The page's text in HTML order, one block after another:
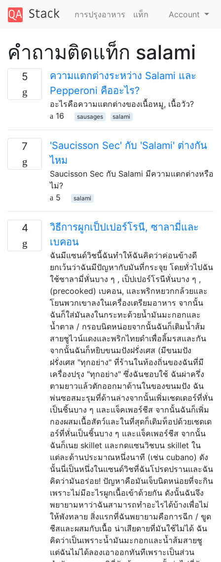
การปรุงอาหาร แท็ก Account
คำถามติดแท็ก salami
5
ความแตกต่างระหว่าง Salami และ
Pepperoni คืออะไร?
อะไรคือความแตกต่างของเนื้อหมู, เนื้อวัว?
16
sausages salami
7
'Saucisson Sec' กับ 'Salami' ต่างกัน
ไหม
Saucisson Sec กับ Salami มีความแตกต่างหรือ
ไม่?
5
salami
4
วิธีการผูกเป็ปเปอร์โรนี, ซาลามี่และ
เบคอน
ฉันมีแซนด์วิชนี้ฉันทำให้ฉันคิดว่าค่อนข้างดี
ยกเว้นว่าฉันมีปัญหากับมันที่กระจุย โดยทั่วไปฉัน
ใช้ซาลามี่หั่นบาง ๆ , เป็ปเปอร์โรนีหั่นบาง ๆ ,
(precooked) เบคอน, และพริกหยวกกล้วยและ
โยนพวกเขาลงในเครื่องเตรียมอาหาร จากนั้น
ฉันก็ใส่มันลงในกระทะด้วยน้ำมันมะกอกและ
น้ำตาล / กรอบนิดหน่อยจากนั้นฉันก็เติมน้ำส้ม
สายชูไวน์แดงและพริกไทยดำเพื่อลิ้มรสและกัน
จากนั้นฉันก็หยิบขนมปังฝรั่งเศส (มีขนมปัง
ฝรั่งเศส "ทุกอย่าง" ที่ร้านในท้องถิ่นของฉันที่มี
เครื่องปรุง "ทุกอย่าง" ซึ่งฉันชอบใช้ ฉันผ่าครึ่ง
ตามยาวแล้วตักออกมาด้านในของขนมปัง ฉัน
พ่นซอสมะรุมที่ด้านล่างจากนั้นเพิ่มเชดเดอร์ที่หั่น
เป็นชิ้นบาง ๆ และแจ็คเพอร์ชีส จากนั้นฉันก็เพิ่ม
กองผสมเนื้อสัตว์และในที่สุดก็เติมท็อปด้วยเชดเด
อร์ที่หั่นเป็นชิ้นบาง ๆ และแจ็คเพอร์ชีส จากนั้น
ฉันก็เนย skillet และกดแซนวิชบน skillet ใน
แต่ละด้านประมาณหนึ่งนาที (เช่น cubano) ดัง
นั้นนี่เป็นหนึ่งในแซนด์วิชที่ฉันโปรดปรานและฉัน
คิดว่ามันอร่อย! ปัญหาคือมันเจ็บนิดหน่อยที่จะกิน
เพราะไม่มีอะไรผูกเนื้อเข้าด้วยกัน ดังนั้นฉันจึง
พยายามหาว่าฉันสามารถทำอะไรได้บ้างเพื่อไม่
ให้พังทลาย สิ่งแรกที่ฉันพยายามคือการฉีก / ขูด
ชีสและผสมกับเนื้อ น่าเสียดายที่มันใช้ไม่ได้ ฉัน
คิดว่าเป็นเพราะน้ำมันมะกอกและน้ำส้มสายชู
แต่ฉันไม่ได้ลองเอาออกทันทีเพราะเป็นส่วน